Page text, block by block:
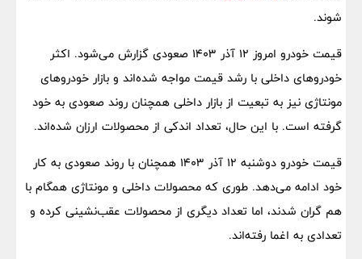
شوند.
قیمت خودرو امروز 12 آذر 1403 صعودی گزارش می‌شود. اکثر
خودروهای داخلی با رشد قیمت مواجه شده‌اند و بازار خودروهای
مونتاژی نیز به تبعیت از بازار داخلی همچنان روند صعودی به خود
گرفته است. با این حال، تعداد اندکی از محصولات ارزان شده‌اند.
قیمت خودرو دوشنبه 12 آذر 1403 همچنان با روند صعودی به کار
خود ادامه می‌دهد. طوری که محصولات داخلی و مونتاژی همگام با
هم گران شدند، اما تعداد دیگری از محصولات عقب‌نشینی کرده و
تعدادی به اغما رفته‌اند.